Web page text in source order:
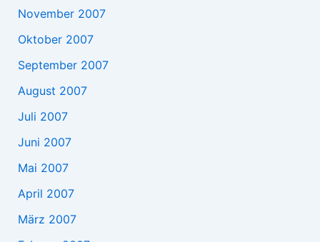
November 2007
Oktober 2007
September 2007
August 2007
Juli 2007
Juni 2007
Mai 2007
April 2007
März 2007